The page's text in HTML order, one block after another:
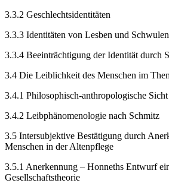
3.3.2 Geschlechtsidentitäten
3.3.3 Identitäten von Lesben und Schwulen
3.3.4 Beeinträchtigung der Identität durch
3.4 Die Leiblichkeit des Menschen im
3.4.1 Philosophisch-anthropologische
3.4.2 Leibphänomenologie nach Schmitz
3.5 Intersubjektive Bestätigung durch
Menschen in der Altenpflege
3.5.1 Anerkennung – Honneths Entwurf
Gesellschaftstheorie